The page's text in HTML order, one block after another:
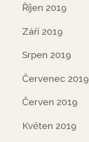
Říjen 2019
Září 2019
Srpen 2019
Červenec 2019
Červen 2019
Květen 2019